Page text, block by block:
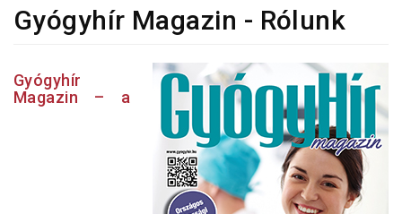
Gyógyhír Magazin - Rólunk
Gyógyhír
Magazin – a